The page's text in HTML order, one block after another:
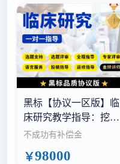
黑标【协议一区版】临
床研究教学指导：挖掘
公共数据库/指导收集数
不成功有补偿金
￥98000